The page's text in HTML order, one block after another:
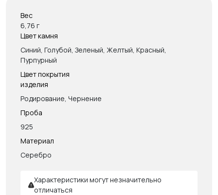
Вес
6,76 г
Цвет камня
Синий, Голубой, Зеленый, Желтый, Красный,
Пурпурный
Цвет покрытия
изделия
Родирование, Чернение
Проба
925
Материал
Серебро
Характеристики могут незначительно
отличаться